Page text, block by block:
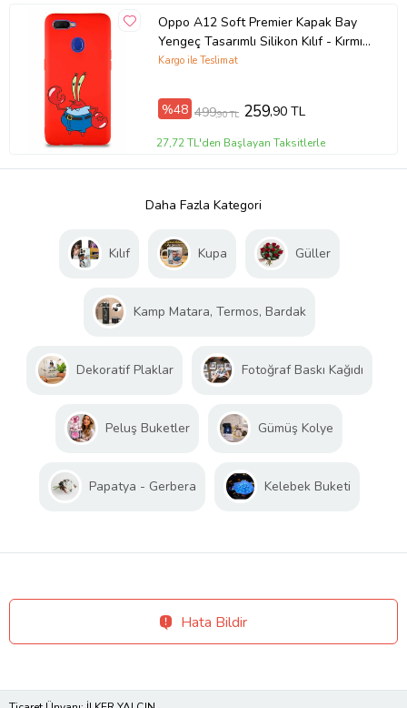
Oppo A12 Soft Premier Kapak Bay
Yengeç Tasarımlı Silikon Kılıf - Kırmızı
(Şeffaf)
Kargo ile Teslimat
%48 499,90 TL 259,90 TL
27,72 TL'den Başlayan Taksitlerle
Daha Fazla Kategori
Kılıf Kupa Güller
Kamp Matara, Termos, Bardak
Dekoratif Plaklar Fotoğraf Baskı Kağıdı
Peluş Buketler Gümüş Kolye
Papatya - Gerbera Kelebek Buketi
Hata Bildir